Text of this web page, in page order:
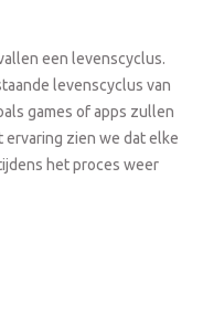
een levenscyclus.
levenscyclus van
games of apps zullen
ervaring zien we dat elke
het proces weer